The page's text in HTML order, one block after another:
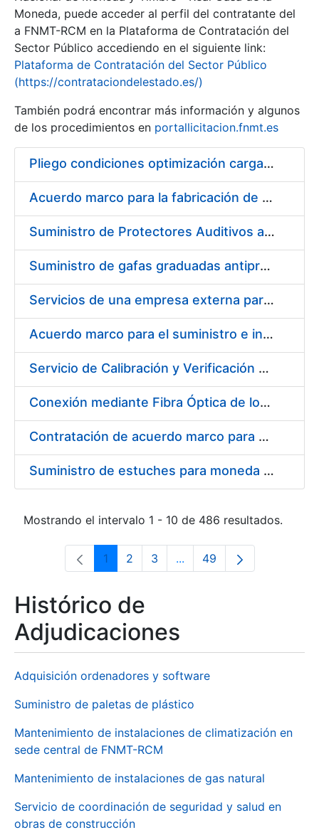
Moneda, puede acceder al perfil del contratante del
a FNMT-RCM en la Plataforma de Contratación del
Sector Público accediendo en el siguiente link:
Plataforma de Contratación del Sector Público
(https://contrataciondelestado.es/)
También podrá encontrar más información y algunos
de los procedimientos en portallicitacion.fnmt.es
Pliego condiciones optimización cargas compras firmado
Acuerdo marco para la fabricación de piezas
Suministro de Protectores Auditivos a medida para las personas trabajadoras de los Centros de Trabajo de Madrid y Burgos
Suministro de gafas graduadas antiproyecciones para los trabajadores de la FNMT-RCM en los centros de trabajo de Madrid y Burgos
Servicios de una empresa externa para el asesoramiento y resolución de los recursos de alzada que se presentan relacionados con procesos de selección para la FNMT-RCM
Acuerdo marco para el suministro e instalación de persianas, estores y otros complementos
Servicio de Calibración y Verificación Externa de los Equipos de Medición del Servicio de Prevención de la FNMT-RCM
Conexión mediante Fibra Óptica de los Centros de Proceso de Datos (CPDs) de las sedes de la FNMT-RCM de Burgos y Madrid
Contratación de acuerdo marco para el Suministro de Material de Electricidad para la Fábrica Nacional de Moneda y Timbre-Real Casa de la Moneda en su centro de trabajo de Burgos
Suministro de estuches para moneda de 30 €
Mostrando el intervalo 1 - 10 de 486 resultados.
Página
1 Página
2 Página
3 ...Páginas intermedias Use
Página
49
Histórico de
Adjudicaciones
Adquisición ordenadores y software
Suministro de paletas de plástico
Mantenimiento de instalaciones de climatización en
sede central de FNMT-RCM
Mantenimiento de instalaciones de gas natural
Servicio de coordinación de seguridad y salud en
obras de construcción